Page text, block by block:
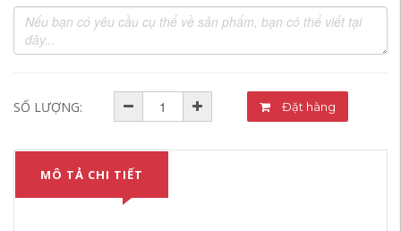
SỐ LƯỢNG: Đặt hàng
MÔ TẢ CHI TIẾT